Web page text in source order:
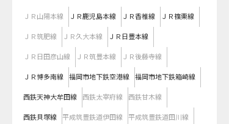
ＪＲ山陽本線 ＪＲ鹿児島本線 ＪＲ香椎線 ＪＲ篠栗線
ＪＲ筑肥線 ＪＲ久大本線 ＪＲ日豊本線
ＪＲ日田彦山線 ＪＲ筑豊本線 ＪＲ後藤寺線
ＪＲ博多南線 福岡市地下鉄空港線 福岡市地下鉄箱崎線
西鉄天神大牟田線 西鉄太宰府線 西鉄甘木線
西鉄貝塚線 平成筑豊鉄道伊田線 平成筑豊鉄道田川線